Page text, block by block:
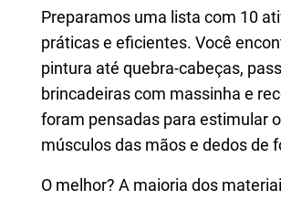
Preparamos uma lista com 10
práticas e eficientes. Você
pintura até quebra-cabeças,
brincadeiras com massinha e
foram pensadas para estimular
músculos das mãos e dedos de
O melhor? A maioria dos